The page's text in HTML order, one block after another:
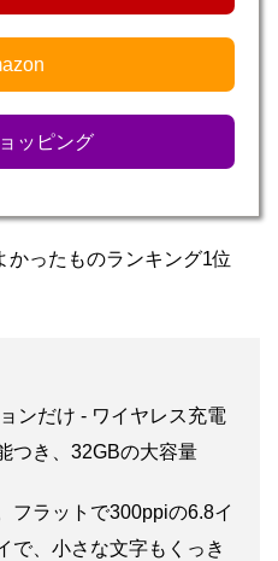
ッピング
ったものランキング1位
ンだけ - ワイヤレス充電
つき、32GBの大容量
フラットで300ppiの6.8イ
で、小さな文字もくっき